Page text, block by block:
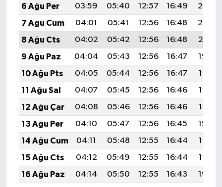
6 Ağu Per
03:59 05:40 12:57 16:49
20:03
7 Ağu Cum
04:01 05:41 12:56 16:48
20:02
8 Ağu Cts
04:02 05:42 12:56 16:48
20:01
9 Ağu Paz
04:04 05:43 12:56 16:47
19:59
10 Ağu Pts
04:05 05:44 12:56 16:47
19:58
11 Ağu Sal
04:07 05:45 12:56 16:46
19:57
12 Ağu Çar
04:08 05:46 12:56 16:46
19:56
13 Ağu Per
04:10 05:47 12:56 16:45
19:54
14 Ağu Cum
04:11 05:48 12:55 16:44
19:53
15 Ağu Cts
04:12 05:49 12:55 16:44
19:52
16 Ağu Paz
04:14 05:50 12:55 16:43
19:50